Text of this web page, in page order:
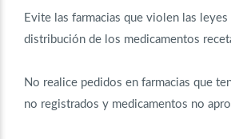
Evite las farmacias que violen las leyes
distribución de los medicamentos
No realice pedidos en farmacias que
no registrados y medicamentos no